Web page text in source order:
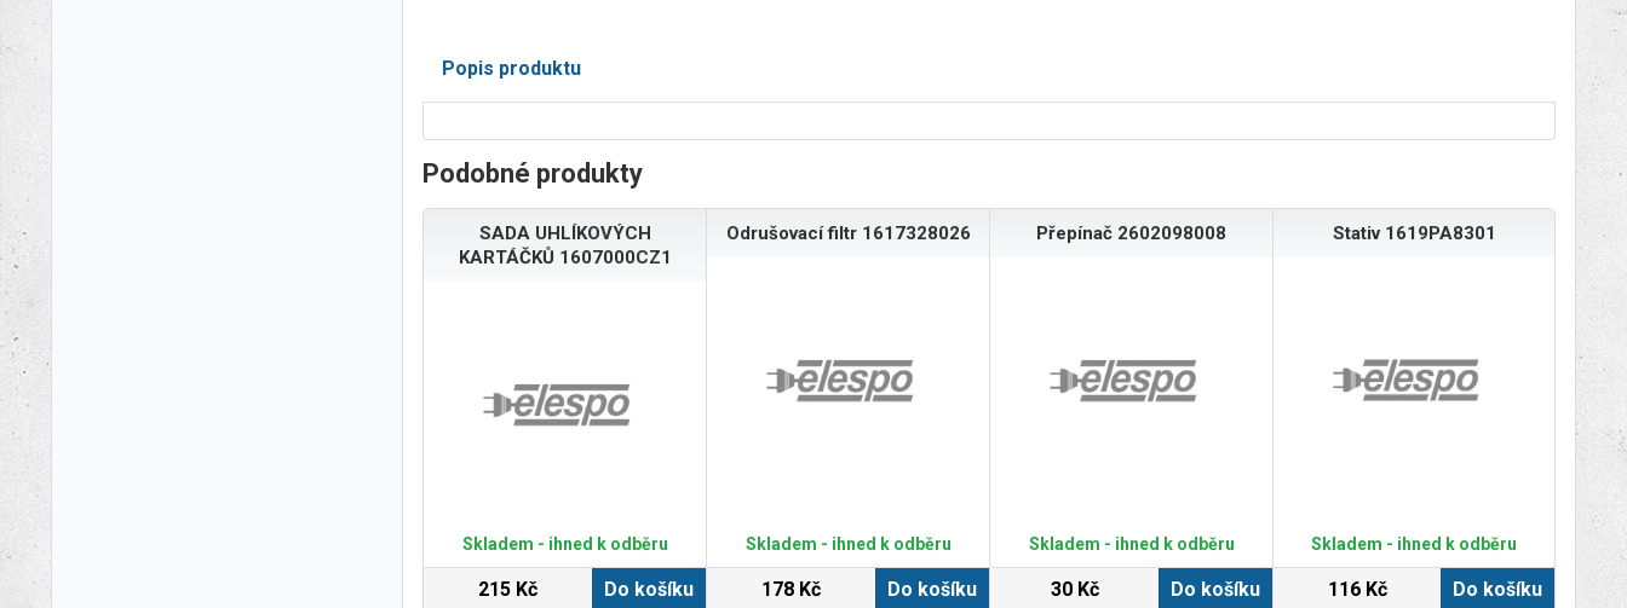
Popis produktu
Podobné produkty
SADA UHLÍKOVÝCH
KARTÁČKŮ 1607000CZ1
Skladem - ihned k odběru
215 Kč Do košíku
Odrušovací filtr 1617328026
Skladem - ihned k odběru
178 Kč Do košíku
Přepínač 2602098008
Skladem - ihned k odběru
30 Kč Do košíku
Stativ 1619PA8301
Skladem - ihned k odběru
116 Kč Do košíku